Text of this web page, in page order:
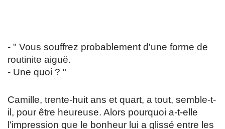
- " Vous souffrez probablement d'une forme de
routinite aiguë.
- Une quoi ? "
Camille, trente-huit ans et quart, a tout, semble-t-
il, pour être heureuse. Alors pourquoi a-t-elle
l'impression que le bonheur lui a glissé entre les